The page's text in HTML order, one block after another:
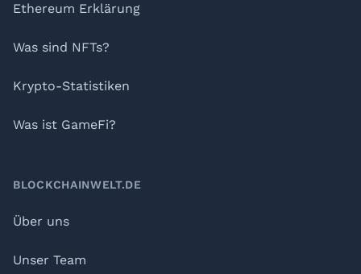
Ethereum Erklärung
Was sind NFTs?
Krypto-Statistiken
Was ist GameFi?
BLOCKCHAINWELT.DE
Über uns
Unser Team